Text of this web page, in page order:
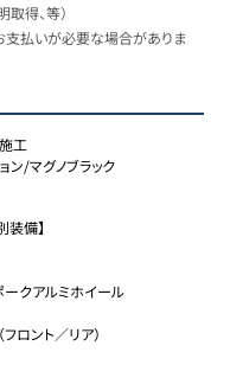
得、等）
払いが必要な場合がありま
工
ン/マグノブラック
装備】
クアルミホイール
ロント／リア）